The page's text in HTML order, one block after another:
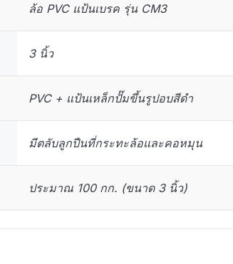
ล้อ PVC แป้นเบรค รุ่น CM3
3 นิ้ว
PVC + แป้นเหล็กปั๊มขึ้นรูปอบสีดำ
มีตลับลูกปืนที่กระทะล้อและคอหมุน
ประมาณ 100 กก. (ขนาด 3 นิ้ว)